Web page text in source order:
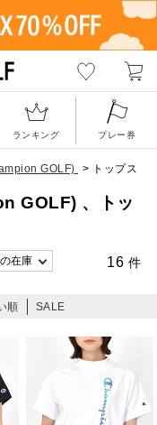
ランキング プレー券
GOLF) > トップス
GOLF) 、トッ
16 件
順 SALE